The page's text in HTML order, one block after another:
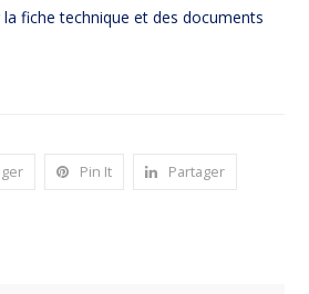
la fiche technique et des documents
Pin It Partager